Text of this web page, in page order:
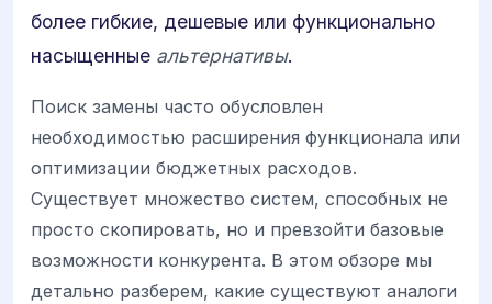
более гибкие, дешевые или функционально
насыщенные альтернативы.
Поиск замены часто обусловлен
необходимостью расширения функционала или
оптимизации бюджетных расходов.
Существует множество систем, способных не
просто скопировать, но и превзойти базовые
возможности конкурента. В этом обзоре мы
детально разберем, какие существуют аналоги